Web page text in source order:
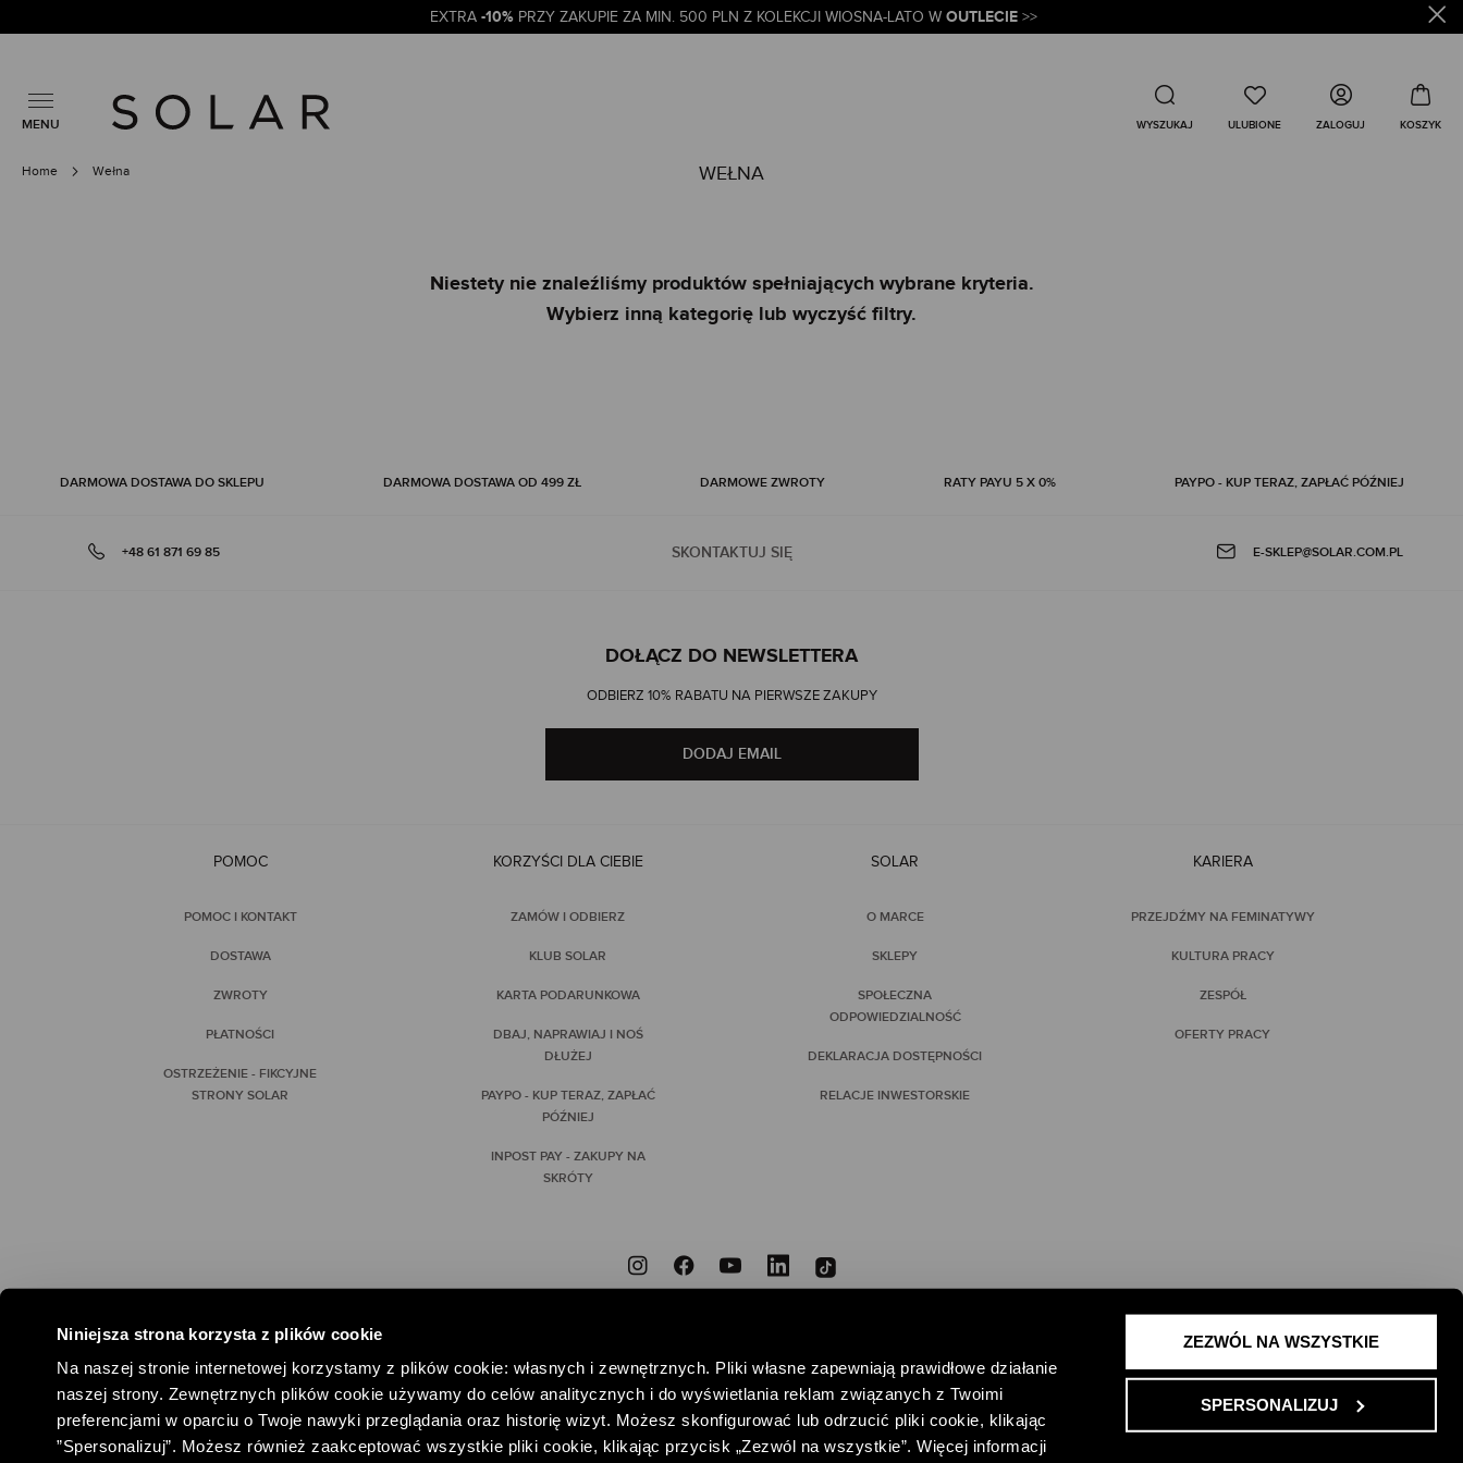
Niniejsza strona korzysta z plików cookie
Na naszej stronie internetowej korzystamy z plików cookie: własnych i zewnętrznych. Pliki własne zapewniają prawidłowe działanie
naszej strony. Zewnętrznych plików cookie używamy do celów analitycznych i do wyświetlania reklam związanych z Twoimi
preferencjami w oparciu o Twoje nawyki przeglądania oraz historię wizyt. Możesz skonfigurować lub odrzucić pliki cookie, klikając
”Spersonalizuj”. Możesz również zaakceptować wszystkie pliki cookie, klikając przycisk „Zezwól na wszystkie”. Więcej informacji
ZEZWÓL NA WSZYSTKIE
SPERSONALIZUJ
EXTRA -10% PRZY ZAKUPIE ZA MIN. 500 PLN Z KOLEKCJI WIOSNA-LATO W OUTLECIE >>
MENU ZALOGUJ
Home Wełna WEŁNA
Niestety nie znaleźliśmy produktów spełniających wybrane kryteria.
Wybierz inną kategorię lub wyczyść filtry.
DARMOWA DOSTAWA DO SKLEPU DARMOWA DOSTAWA OD 499 ZŁ DARMOWE ZWROTY RATY PAYU 5 X 0% PAYPO - KUP TERAZ, ZAPŁAĆ PÓŹNIEJ
SKONTAKTUJ SIĘ
+48 61 871 69 85 E-SKLEP@SOLAR.COM.PL
DOŁĄCZ DO NEWSLETTERA
ODBIERZ 10% RABATU NA PIERWSZE ZAKUPY
DODAJ EMAIL
POMOC
POMOC I KONTAKT
DOSTAWA
ZWROTY
PŁATNOŚCI
OSTRZEŻENIE - FIKCYJNE
STRONY SOLAR
KORZYŚCI DLA CIEBIE
ZAMÓW I ODBIERZ
KLUB SOLAR
KARTA PODARUNKOWA
DBAJ, NAPRAWIAJ I NOŚ
DŁUŻEJ
PAYPO - KUP TERAZ, ZAPŁAĆ
PÓŹNIEJ
INPOST PAY - ZAKUPY NA
SKRÓTY
SOLAR
O MARCE
SKLEPY
SPOŁECZNA
ODPOWIEDZIALNOŚĆ
DEKLARACJA DOSTĘPNOŚCI
RELACJE INWESTORSKIE
KARIERA
PRZEJDŹMY NA FEMINATYWY
KULTURA PRACY
ZESPÓŁ
OFERTY PRACY
POMAGAJ – WSPIERAJĄC FUNDACJĘ CENTRUM PRAW KOBIET